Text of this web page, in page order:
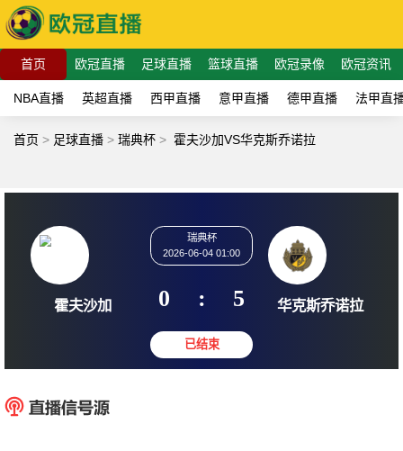
首页 欧冠直播 足球直播 篮球直播 欧冠录像 欧冠资讯
NBA直播 英超直播 西甲直播 意甲直播 德甲直播 法甲直
首页 > 足球直播 > 瑞典杯 > 霍夫沙加VS华克斯乔诺拉
霍夫沙加
瑞典杯
2026-06-04 01:00
0 : 5 华克斯